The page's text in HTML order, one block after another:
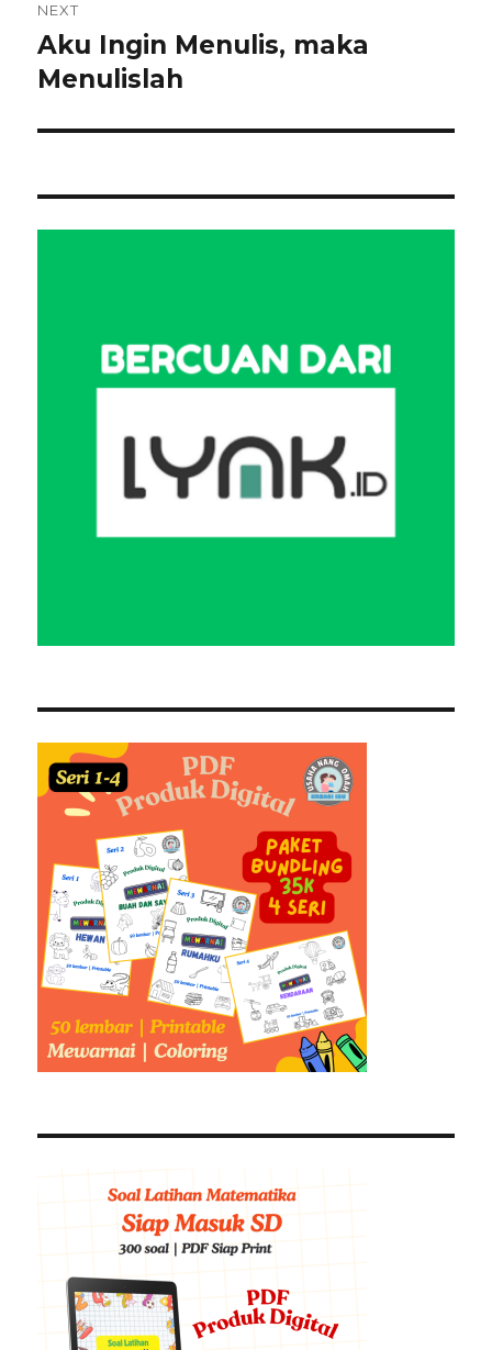
NEXT
Next
post:
Aku Ingin Menulis, maka
Menulislah